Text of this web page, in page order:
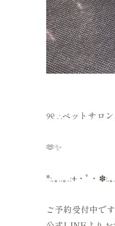
୨୧ ∴ペットサロ
🫶✨
*:.｡..｡.:+・ﾟ・✽:.
ご予約受付中です